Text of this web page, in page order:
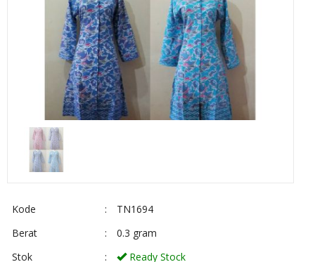
Kode :
TN1694
Berat
:
0.3 gram
Stok
:
Ready Stock